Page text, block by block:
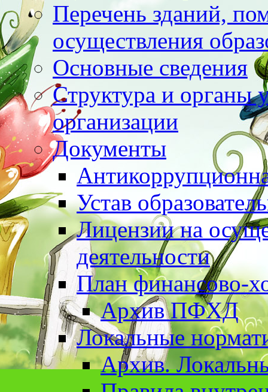
Перечень зданий,
осуществления
Основные сведения
Структура и органы
организации
Документы
Устав
Лицензии на
деятельности
План финансово-
Архив ПФХД
Локальные
Архив.